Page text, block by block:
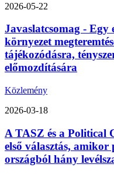
2026-05-22
Javaslatcsomag - Egy
környezet
tájékozódásra,
előmozdítására
Közlemény
2026-03-18
A TASZ és a Political
első választás,
országból hány